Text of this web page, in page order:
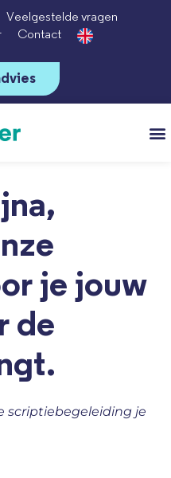
Veelgestelde vragen
Contact
je jouw
de
scriptiebegeleiding je